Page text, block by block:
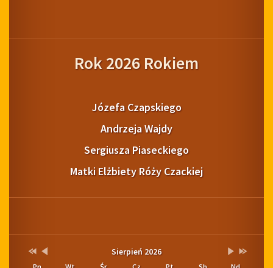
Rok 2026 Rokiem
Józefa Czapskiego
Andrzeja Wajdy
Sergiusza Piaseckiego
Matki Elżbiety Róży Czackiej
KalendariumLista
wydarzeń
Sierpień 2026Brak
PrzestawPrzestaw Przestaw
Przestaw